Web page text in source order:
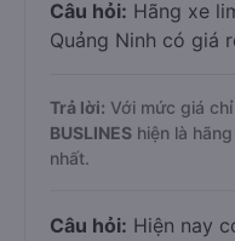
Câu hỏi: Hãng xe
Quảng Ninh có giá
Trả lời: Với mức giá
BUSLINES hiện là
nhất.
Câu hỏi: Hiện nay